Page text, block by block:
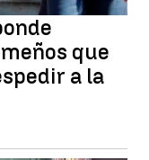
que
a la